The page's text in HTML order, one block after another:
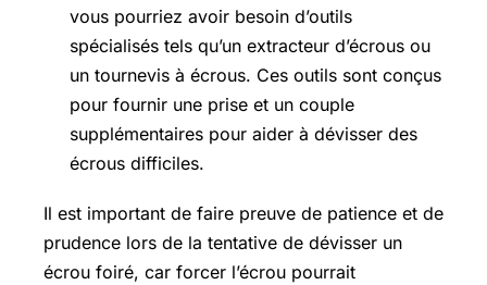
vous pourriez avoir besoin d’outils
spécialisés tels qu’un extracteur d’écrous ou
un tournevis à écrous. Ces outils sont conçus
pour fournir une prise et un couple
supplémentaires pour aider à dévisser des
écrous difficiles.
Il est important de faire preuve de patience et de
prudence lors de la tentative de dévisser un
écrou foiré, car forcer l’écrou pourrait